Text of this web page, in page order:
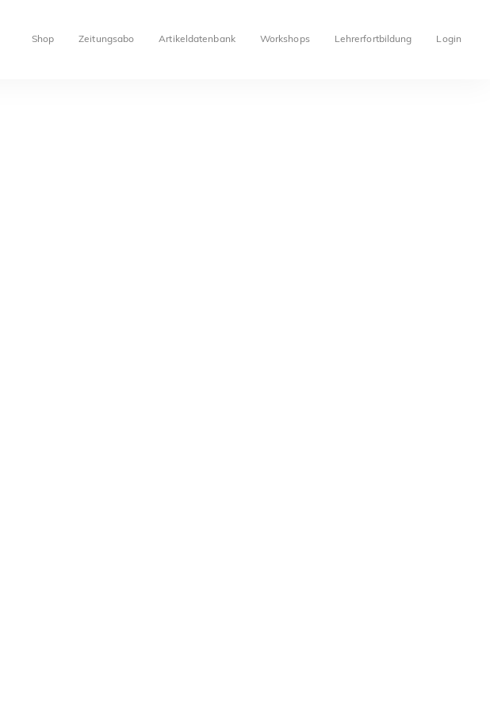
Shop Zeitungsabo Artikeldatenbank Workshops Lehrerfortbildung Login